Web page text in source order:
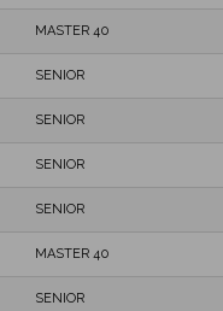
MASTER 40
SENIOR
SENIOR
SENIOR
SENIOR
MASTER 40
SENIOR